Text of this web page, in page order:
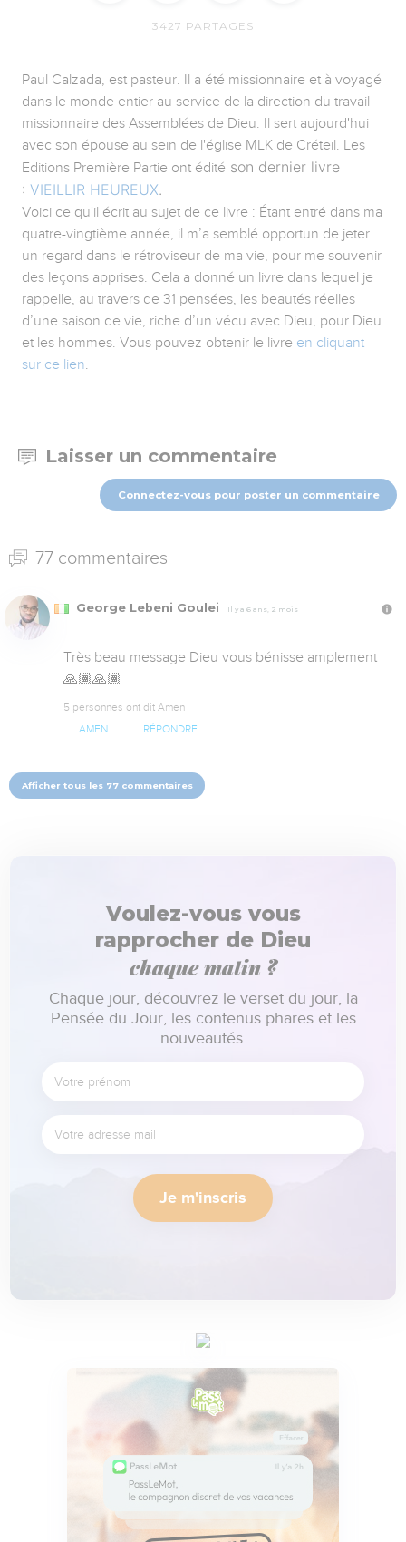
3427 PARTAGES
Paul Calzada, est pasteur. Il a été missionnaire et à voyagé
dans le monde entier au service de la direction du travail
missionnaire des Assemblées de Dieu. Il sert aujourd'hui
avec son épouse au sein de l'église MLK de Créteil. Les
Editions Première Partie ont édité son dernier livre
: VIEILLIR HEUREUX.
Voici ce qu'il écrit au sujet de ce livre : Étant entré dans ma
quatre-vingtième année, il m’a semblé opportun de jeter
un regard dans le rétroviseur de ma vie, pour me souvenir
des leçons apprises. Cela a donné un livre dans lequel je
rappelle, au travers de 31 pensées, les beautés réelles
d’une saison de vie, riche d’un vécu avec Dieu, pour Dieu
et les hommes. Vous pouvez obtenir le livre en cliquant
sur ce lien.
Laisser un commentaire
Connectez-vous pour poster un commentaire
77 commentaires
George Lebeni Goulei Il y a 6 ans, 2 mois
Très beau message Dieu vous bénisse amplement
🙏🏾🙏🏾
5 personnes ont dit Amen
AMEN RÉPONDRE
Afficher tous les 77 commentaires
Voulez-vous vous
rapprocher de Dieu
chaque matin ?
Chaque jour, découvrez le verset du jour, la
Pensée du Jour, les contenus phares et les
nouveautés.
Je m'inscris